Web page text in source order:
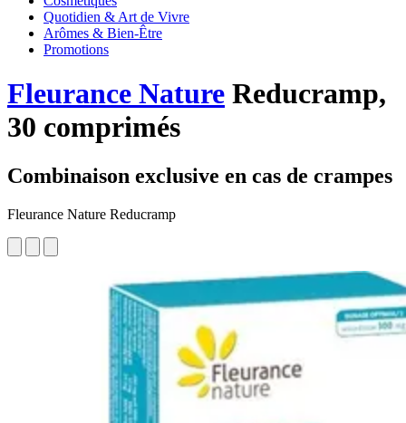
Quotidien & Art de Vivre
Arômes & Bien-Être
Promotions
Fleurance Nature Reducramp,
30 comprimés
Combinaison exclusive en cas de crampes
Fleurance Nature Reducramp